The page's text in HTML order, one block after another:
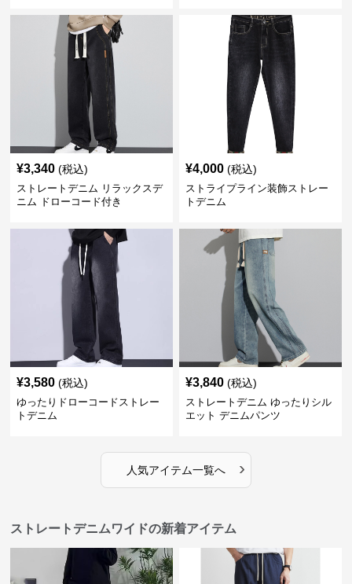
¥3,340 (税込)
ストレートデニム リラックスデ
ニム ドローコード付き
¥4,000 (税込)
ストライプライン装飾ストレー
トデニム
¥3,580 (税込)
ゆったりドローコードストレー
トデニム
¥3,840 (税込)
ストレートデニム ゆったりシル
エット デニムパンツ
人気アイテム一覧へ ›
ストレートデニムワイドの新着アイテム